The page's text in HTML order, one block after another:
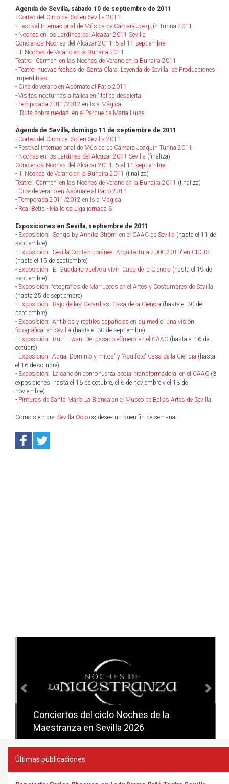
Agenda de Sevilla, sábado 10 de septiembre de 2011
- Corteo del Circo del Sol en Sevilla 2011
- Festival Internacional de Música de Cámara Joaquín Turina 2011
- Noches en los Jardines del Alcázar 2011 Sevilla
Conciertos Noches del Alcázar 2011: 5 al 11 septiembre
-
III Noches de Verano en la Buhaira 2011
Teatro: 'Carmen' en las Noches de Verano en la Buhaira 2011
- Teatro: nuevas fechas de 'Santa Clara. Leyenda de Sevilla' de Producciones
Imperdibles
- Cine de verano en Asómate al Patio 2011
- Visitas nocturnas a Itálica en 'Itálica despierta'
- Temporada 2011/2012 en Isla Mágica
- 'Ruta sobre ruedas' en el Parque de María Luisa
Agenda de Sevilla, domingo 11 de septiembre de 2011
- Corteo del Circo del Sol en Sevilla 2011
- Festival Internacional de Música de Cámara Joaquín Turina 2011
- Noches en los Jardines del Alcázar 2011 Sevilla (finaliza)
Conciertos Noches del Alcázar 2011: 5 al 11 septiembre
-
III Noches de Verano en la Buhaira 2011 (finaliza)
Teatro: 'Carmen' en las Noches de Verano en la Buhaira 2011 (finaliza)
- Cine de verano en Asómate al Patio 2011
- Temporada 2011/2012 en Isla Mágica
- Real Betis - Mallorca Liga jornada 3
Exposiciones en Sevilla, septiembre de 2011
- Exposición: 'Songs by Annika Ström' en el CAAC de Sevilla (hasta el 11 de
septiembre)
- Exposición: 'Sevilla Contemporánea: Arquitectura 2000-2010' en CICUS
(hasta el 15 de septiembre)
- Exposición: 'El Guadaíra vuelve a vivir' Casa de la Ciencia (hasta el 19 de
septiembre)
- Exposición: fotografías de Marruecos en el Artes y Costumbres de Sevilla
(hasta 25 de septiembre)
- Exposición: 'Bajo de las Gerardias' Casa de la Ciencia (hasta el 30 de
septiembre)
- Exposición: 'Anfibios y reptiles españoles en su medio: una visión
fotográfica' en Sevilla (hasta el 30 de septiembre)
- Exposición: 'Ruth Ewan. Del pasado efímero' en el CAAC (hasta el 16 de
octubre)
- Exposición: 'Aqua. Dominio y mitos' y 'Acuifoto' Casa de la Ciencia (hasta
el 16 de octubre)
- Exposición: 'La canción como fuerza social transformadora' en el CAAC (3
exposiciones, hasta el 16 de octubre, el 6 de noviembre y el 13 de
noviembre).
- Pinturas de Santa María La Blanca en el Museo de Bellas Artes de Sevilla
Como siempre, Sevilla Ocio os desea un buen fin de semana.
Conciertos del ciclo Candlelight en
Sevilla
Últimas publicaciones